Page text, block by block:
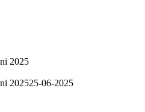
2025
202525-06-2025